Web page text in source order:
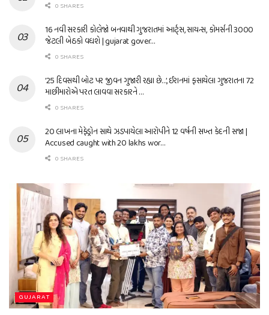
0 SHARES
16 નવી સરકારી કોલેજો બનવાથી ગુજરાતમાં આર્ટ્સ, સાયન્સ, કોમર્સની 3000
જેટલી બેઠકો વધશે | gujarat gover…
0 SHARES
’25 દિવસથી બોટ પર જીવન ગુજારી રહ્યા છે…’, ઈરાનમાં ફસાયેલા ગુજરાતના 72
માછીમારોએ પરત લાવવા સરકારને …
0 SHARES
20 લાખના મેફેડ્રોન સાથે ઝડપાયેલા આરોપીને 12 વર્ષની સખ્ત કેદની સજા |
Accused caught with 20 lakhs wor…
0 SHARES
GUJARAT